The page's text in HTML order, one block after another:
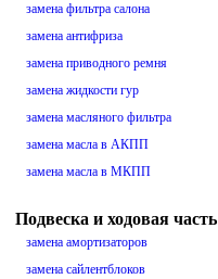
замена фильтра салона
замена антифриза
замена приводного ремня
замена жидкости гур
замена масляного фильтра
замена масла в АКПП
замена масла в МКПП
Подвеска и ходовая часть
замена амортизаторов
замена сайлентблоков